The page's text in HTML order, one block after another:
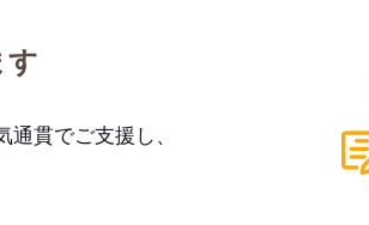
す
貫でご支援し、